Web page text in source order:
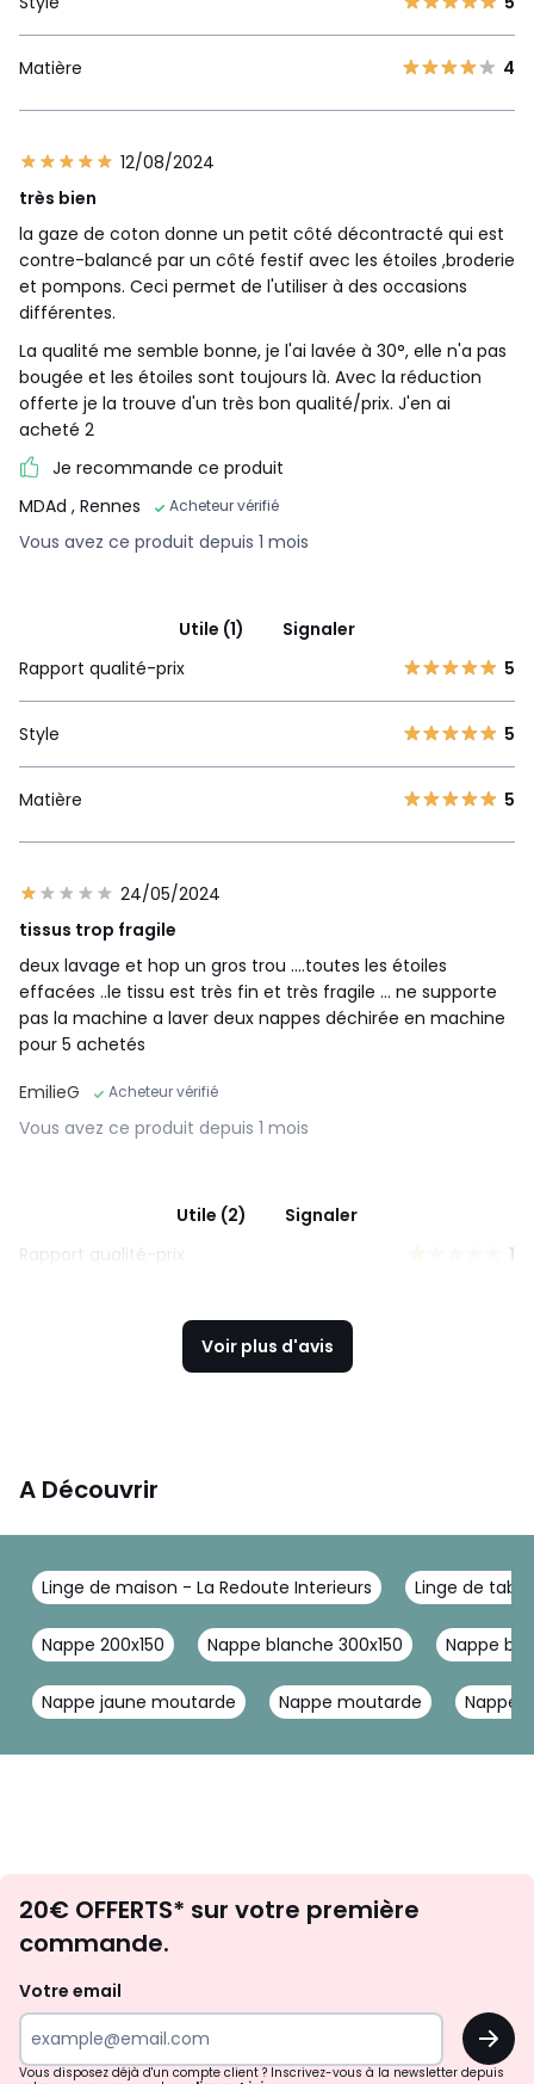
Matière 4
12/08/2024
très bien
la gaze de coton donne un petit côté décontracté qui est
contre-balancé par un côté festif avec les étoiles ,broderie
et pompons. Ceci permet de l'utiliser à des occasions
différentes.
La qualité me semble bonne, je l'ai lavée à 30°, elle n'a pas
bougée et les étoiles sont toujours là. Avec la réduction
offerte je la trouve d'un très bon qualité/prix. J'en ai
acheté 2
Je recommande ce produit
MDAd , Rennes Acheteur vérifié
Vous avez ce produit depuis 1 mois
Utile (1)
Signaler
Rapport qualité-prix
5
Style 5
Matière 5
24/05/2024
tissus trop fragile
deux lavage et hop un gros trou ....toutes les étoiles
effacées ..le tissu est très fin et très fragile ... ne supporte
pas la machine a laver deux nappes déchirée en machine
pour 5 achetés
EmilieG
Acheteur vérifié
Vous avez ce produit depuis 1 mois
Utile (2)
Signaler
Rapport qualité-prix
1
Voir plus d'avis
A Découvrir
Linge de maison - La Redoute Interieurs Linge de
Nappe 200x150 Nappe blanche 300x150 Nappe
Nappe jaune moutarde Nappe moutarde Nappe
d'inspirations
surprises?
20€ OFFERTS* sur votre première
commande.
Votre email
OK
Vous disposez déjà d'un compte client ? Inscrivez-vous à la newsletter depuis